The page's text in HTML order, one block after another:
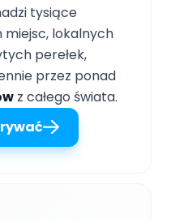
tysiące
lokalnych
perełek,
przez ponad
z całego świata.